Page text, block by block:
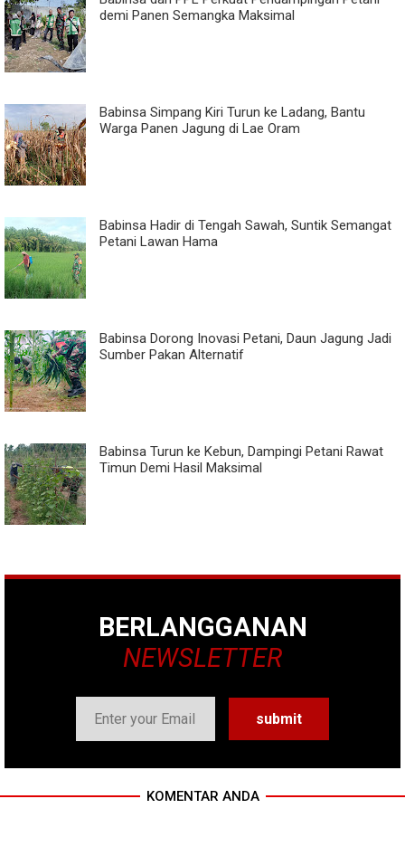
demi Panen Semangka Maksimal
Babinsa Simpang Kiri Turun ke Ladang, Bantu
Warga Panen Jagung di Lae Oram
Babinsa Hadir di Tengah Sawah, Suntik Semangat
Petani Lawan Hama
Babinsa Dorong Inovasi Petani, Daun Jagung Jadi
Sumber Pakan Alternatif
Babinsa Turun ke Kebun, Dampingi Petani Rawat
Timun Demi Hasil Maksimal
BERLANGGANAN
NEWSLETTER
KOMENTAR ANDA